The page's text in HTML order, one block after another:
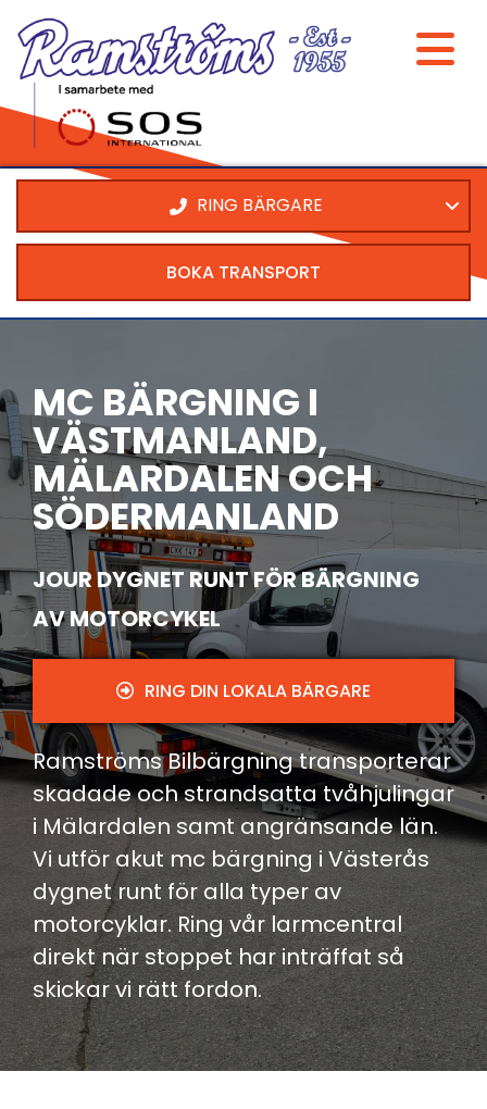
RING BÄRGARE
BOKA TRANSPORT
MC BÄRGNING I
VÄSTMANLAND,
MÄLARDALEN OCH
SÖDERMANLAND
JOUR DYGNET RUNT FÖR BÄRGNING
AV MOTORCYKEL
RING DIN LOKALA BÄRGARE
Ramströms Bilbärgning transporterar
skadade och strandsatta tvåhjulingar
i Mälardalen samt angränsande län.
Vi utför akut mc bärgning i Västerås
dygnet runt för alla typer av
motorcyklar. Ring vår larmcentral
direkt när stoppet har inträffat så
skickar vi rätt fordon.